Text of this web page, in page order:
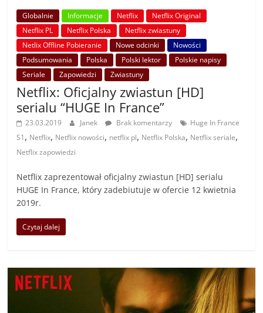
Globalnie Informacje Netflix
Netflix Original
Netflix PL
Netflix Polska
Netflix zwiastuny
Netlix Offline Pobieranie
Nowe odcinki
Nowości
Podsumowania
Polska Polski lektor
Polskie napisy
Seriale
Zapowiedzi Zwiastuny
Netflix: Oficjalny zwiastun [HD]
serialu “HUGE In France”
23.03.2019 Janek Brak komentarzy
Huge In France
S1, Netflix, Netflix nowości, netflix pl, Netflix Polska, Netflix seriale,
Netflix zapowiedzi
Netflix zaprezentował oficjalny zwiastun [HD] serialu
HUGE In France, który zadebiutuje w ofercie 12 kwietnia
2019r.
Czytaj dalej